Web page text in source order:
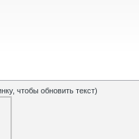
чтобы обновить текст)